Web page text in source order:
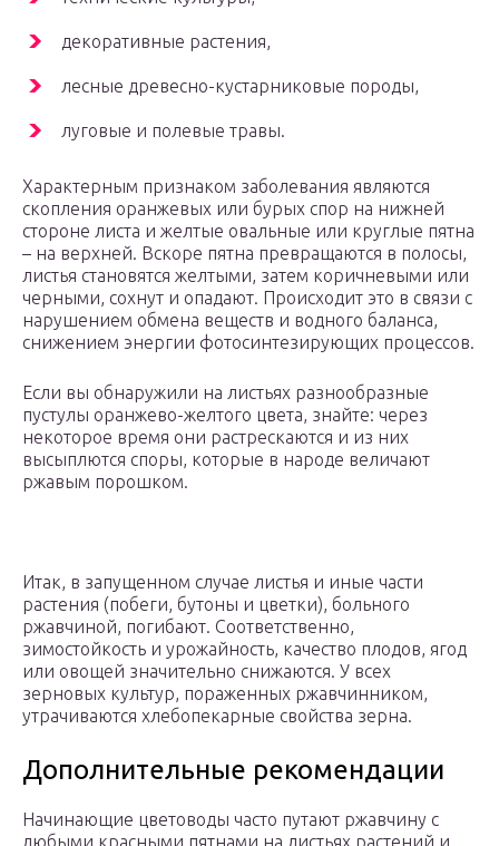
декоративные растения,
лесные древесно-кустарниковые породы,
луговые и полевые травы.
Характерным признаком заболевания являются
скопления оранжевых или бурых спор на нижней
стороне листа и желтые овальные или круглые пятна
– на верхней. Вскоре пятна превращаются в полосы,
листья становятся желтыми, затем коричневыми или
черными, сохнут и опадают. Происходит это в связи с
нарушением обмена веществ и водного баланса,
снижением энергии фотосинтезирующих процессов.
Если вы обнаружили на листьях разнообразные
пустулы оранжево-желтого цвета, знайте: через
некоторое время они растрескаются и из них
высыплются споры, которые в народе величают
ржавым порошком.
Итак, в запущенном случае листья и иные части
растения (побеги, бутоны и цветки), больного
ржавчиной, погибают. Соответственно,
зимостойкость и урожайность, качество плодов, ягод
или овощей значительно снижаются. У всех
зерновых культур, пораженных ржавчинником,
утрачиваются хлебопекарные свойства зерна.
Дополнительные рекомендации
Начинающие цветоводы часто путают ржавчину с
любыми красными пятнами на листьях растений и